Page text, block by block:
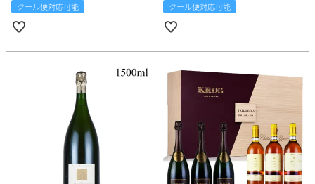
クール便対応可能 クール便対応可能